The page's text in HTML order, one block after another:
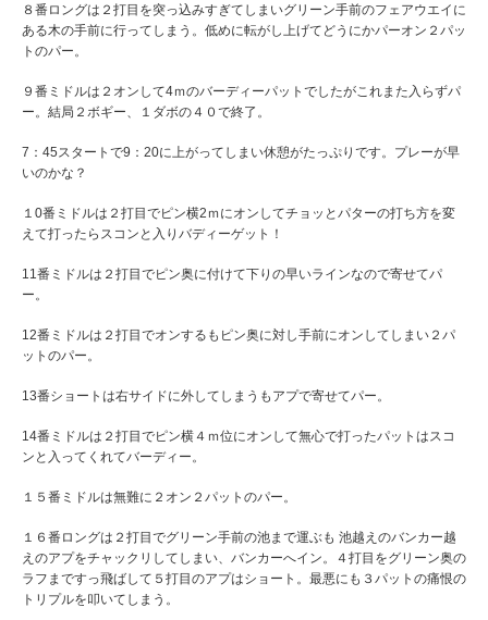
８番ロングは２打目を突っ込みすぎてしまいグリーン手前のフェアウエイに
ある木の手前に行ってしまう。低めに転がし上げてどうにかパーオン２パッ
トのパー。
９番ミドルは２オンして4ｍのバーディーパットでしたがこれまた入らずパ
ー。結局２ボギー、１ダボの４０で終了。
7：45スタートで9：20に上がってしまい休憩がたっぷりです。プレーが早
いのかな？
１0番ミドルは２打目でピン横2ｍにオンしてチョッとパターの打ち方を変
えて打ったらスコンと入りバディーゲット！
11番ミドルは２打目でピン奥に付けて下りの早いラインなので寄せてパ
ー。
12番ミドルは２打目でオンするもピン奥に対し手前にオンしてしまい２パ
ットのパー。
13番ショートは右サイドに外してしまうもアプで寄せてパー。
14番ミドルは２打目でピン横４ｍ位にオンして無心で打ったパットはスコ
ンと入ってくれてバーディー。
１５番ミドルは無難に２オン２パットのパー。
１６番ロングは２打目でグリーン手前の池まで運ぶも 池越えのバンカー越
えのアプをチャックリしてしまい、バンカーへイン。４打目をグリーン奥の
ラフまですっ飛ばして５打目のアプはショート。最悪にも３パットの痛恨の
トリプルを叩いてしまう。